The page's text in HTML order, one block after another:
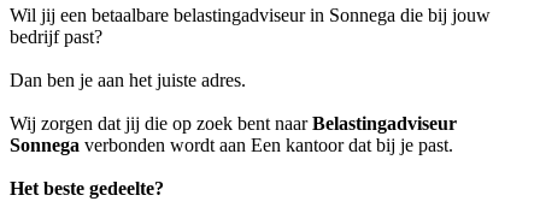
Wil jij een betaalbare belastingadviseur in Sonnega die bij jouw
bedrijf past?
Dan ben je aan het juiste adres.
Wij zorgen dat jij die op zoek bent naarBelastingadviseur
Sonnega verbonden wordt aan Een kantoor dat bij je past.
Het beste gedeelte?